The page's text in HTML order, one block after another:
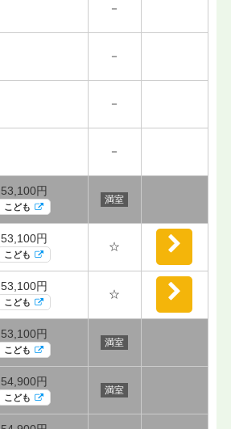
－
－
－
－
53,100円
こども
満室
53,100円
こども
☆
53,100円
こども
☆
53,100円
こども
満室
54,900円
こども
満室